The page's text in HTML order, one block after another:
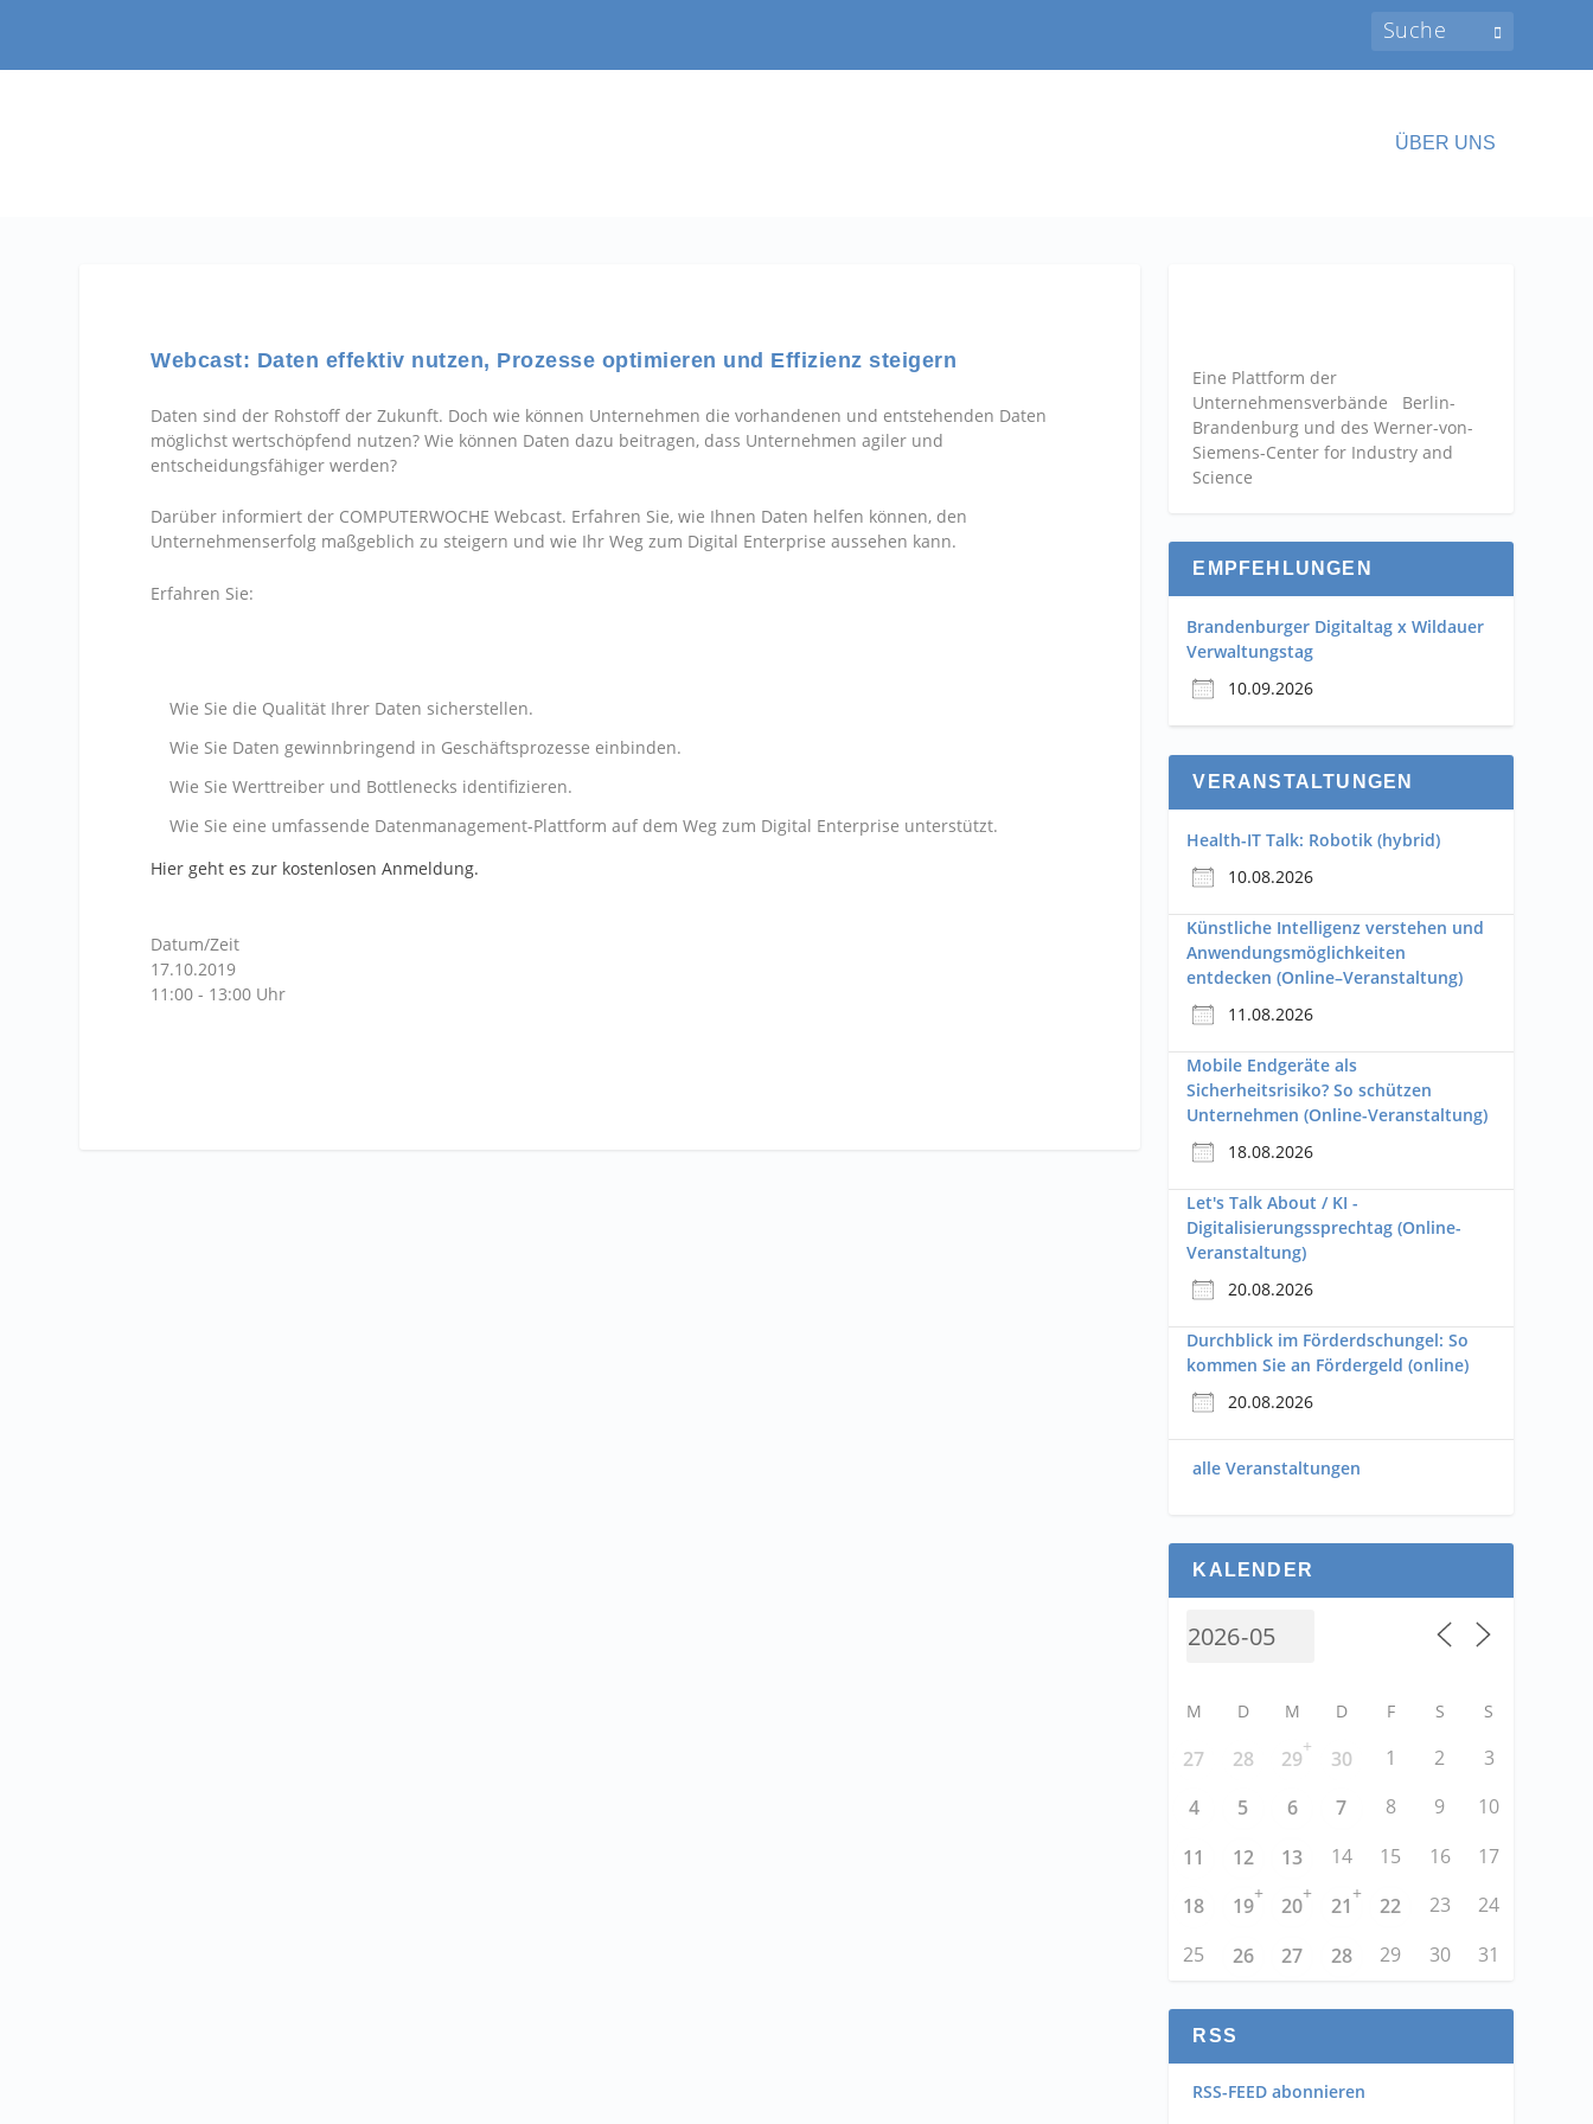
ÜBER UNS
Webcast: Daten effektiv nutzen, Prozesse optimieren und Effizienz steigern
Daten sind der Rohstoff der Zukunft. Doch wie können Unternehmen die vorhandenen und entstehenden Daten
möglichst wertschöpfend nutzen? Wie können Daten dazu beitragen, dass Unternehmen agiler und
entscheidungsfähiger werden?
Darüber informiert der COMPUTERWOCHE Webcast. Erfahren Sie, wie Ihnen Daten helfen können, den
Unternehmenserfolg maßgeblich zu steigern und wie Ihr Weg zum Digital Enterprise aussehen kann.
Erfahren Sie:
Wie Sie die Qualität Ihrer Daten sicherstellen.
Wie Sie Daten gewinnbringend in Geschäftsprozesse einbinden.
Wie Sie Werttreiber und Bottlenecks identifizieren.
Wie Sie eine umfassende Datenmanagement-Plattform auf dem Weg zum Digital Enterprise unterstützt.
Hier geht es zur kostenlosen Anmeldung.
Datum/Zeit
17.10.2019
11:00 - 13:00 Uhr
Eine Plattform der
Unternehmensverbände Berlin-
Brandenburg und des Werner-von-
Siemens-Center for Industry and
Science
EMPFEHLUNGEN
Brandenburger Digitaltag x Wildauer
Verwaltungstag
10.09.2026
VERANSTALTUNGEN
Health-IT Talk: Robotik (hybrid)
10.08.2026
Künstliche Intelligenz verstehen und
Anwendungsmöglichkeiten
entdecken (Online–Veranstaltung)
11.08.2026
Mobile Endgeräte als
Sicherheitsrisiko? So schützen
Unternehmen (Online-Veranstaltung)
18.08.2026
Let's Talk About / KI -
Digitalisierungssprechtag (Online-
Veranstaltung)
20.08.2026
Durchblick im Förderdschungel: So
kommen Sie an Fördergeld (online)
20.08.2026
alle Veranstaltungen
KALENDER
M D M D F S S
27 28 29
+
30 1 2
3
4
5 6 7 8 9
10
11
12 13 14 15 16
17
18
19
+
20
+
21
+
22 23
24
25
26 27 28 29 30 31
RSS
RSS-FEED abonnieren